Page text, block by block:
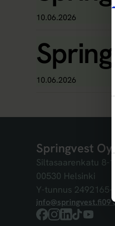
10.06.2026
10.06.2026
Springvest Oyj
Siltasaarenkatu 8-10
00530 Helsinki
Y-tunnus 2492165-6
info@springvest.fi09
Facebook
Instagram
LinkedIn
TikTokYouTube